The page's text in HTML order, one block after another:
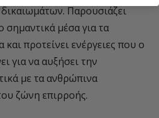
Παρουσιάζει
μέσα για τα
προτείνει ενέργειες που ο
για να αυξήσει την
με τα ανθρώπινα
ζώνη επιρροής.